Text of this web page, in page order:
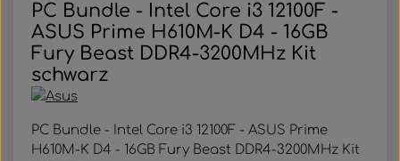
PC Bundle - Intel Core i3 12100F -
ASUS Prime H610M-K D4 - 16GB
Fury Beast DDR4-3200MHz Kit
schwarz
PC Bundle - Intel Core i3 12100F - ASUS Prime
H610M-K D4 - 16GB Fury Beast DDR4-3200MHz Kit